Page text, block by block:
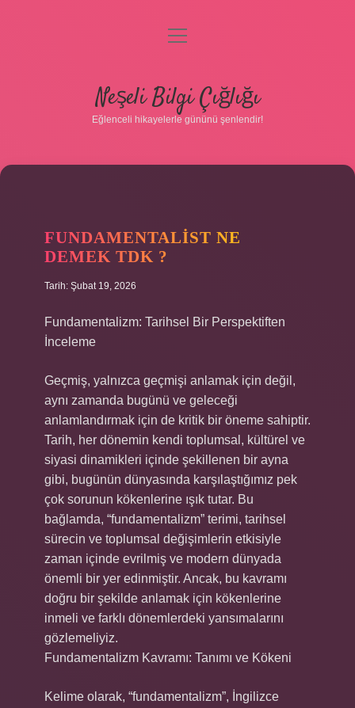
Gizlilik Politikası
Hakkımızda
menüyü
Neşeli Bilgi Çığlığı
Eğlenceli hikayelerle gününü şenlendir!
FUNDAMENTALIST NE
DEMEK TDK ?
Tarih: Şubat 19, 2026
Fundamentalizm: Tarihsel Bir Perspektiften
İnceleme
Geçmiş, yalnızca geçmişi anlamak için değil,
aynı zamanda bugünü ve geleceği
anlamlandırmak için de kritik bir öneme sahiptir.
Tarih, her dönemin kendi toplumsal, kültürel ve
siyasi dinamikleri içinde şekillenen bir ayna
gibi, bugünün dünyasında karşılaştığımız pek
çok sorunun kökenlerine ışık tutar. Bu
bağlamda, “fundamentalizm” terimi, tarihsel
sürecin ve toplumsal değişimlerin etkisiyle
zaman içinde evrilmiş ve modern dünyada
önemli bir yer edinmiştir. Ancak, bu kavramı
doğru bir şekilde anlamak için kökenlerine
inmeli ve farklı dönemlerdeki yansımalarını
gözlemeliyiz.
Fundamentalizm Kavramı: Tanımı ve Kökeni
Kelime olarak, “fundamentalizm”, İngilizce